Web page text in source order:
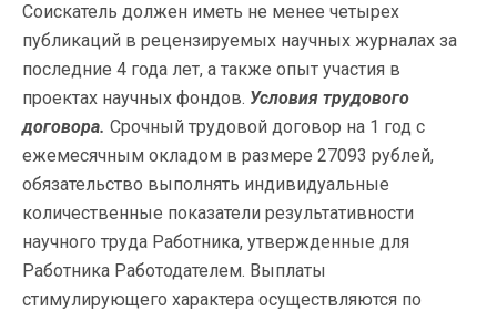
Соискатель должен иметь не менее четырех
публикаций в рецензируемых научных журналах за
последние 4 года лет, а также опыт участия в
проектах научных фондов. Условия трудового
договора. Срочный трудовой договор на 1 год с
ежемесячным окладом в размере 27093 рублей,
обязательство выполнять индивидуальные
количественные показатели результативности
научного труда Работника, утвержденные для
Работника Работодателем. Выплаты
стимулирующего характера осуществляются по